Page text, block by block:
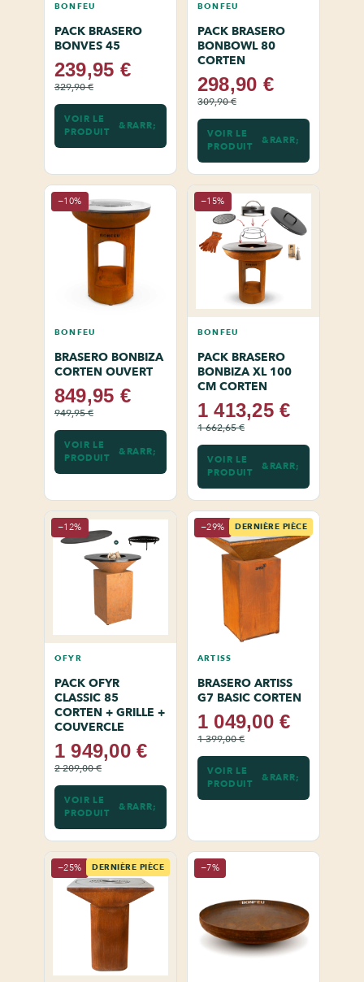
BONFEU
PACK BRASERO
BONVES 45
239,95 €
329,90 €
VOIR LE
PRODUIT
BONFEU
PACK BRASERO
BONBOWL 80
CORTEN
298,90 €
309,90 €
VOIR LE
PRODUIT
−10%
BONFEU
BRASERO BONBIZA
CORTEN OUVERT
849,95 €
949,95 €
VOIR LE
PRODUIT
−15%
BONFEU
PACK BRASERO
BONBIZA XL 100
CM CORTEN
1 413,25 €
1 662,65 €
VOIR LE
PRODUIT
−12%
OFYR
PACK OFYR
CLASSIC 85
CORTEN + GRILLE +
COUVERCLE
1 949,00 €
2 209,00 €
VOIR LE
PRODUIT
−29% DERNIÈRE PIÈCE
ARTISS
BRASERO ARTISS
G7 BASIC CORTEN
1 049,00 €
1 399,00 €
VOIR LE
PRODUIT
−25% DERNIÈRE PIÈCE −7%